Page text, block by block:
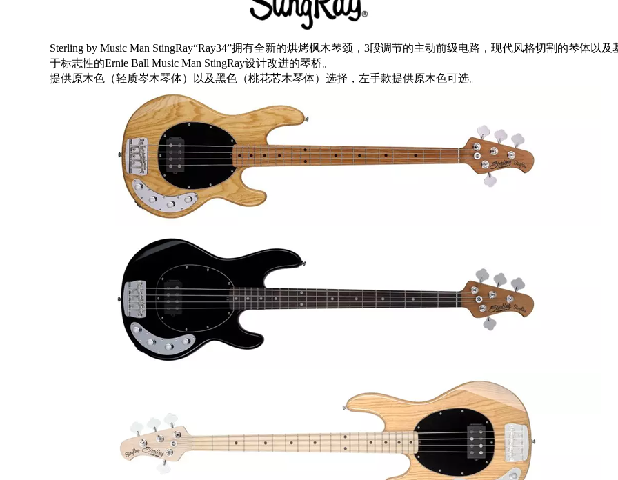
Sterling by Music Man StingRay“Ray34”拥有全新的烘烤枫木琴颈，3段调节的主动前级电路，现代风格切割的琴体以及
于标志性的Ernie Ball Music Man StingRay设计改进的琴桥。
提供原木色（轻质岑木琴体）以及黑色（桃花芯木琴体）选择，左手款提供原木色可选。